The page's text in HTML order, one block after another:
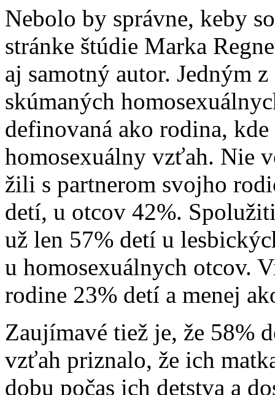
Nebolo by správne, keby
stránke štúdie Marka
aj samotný autor. Jedným
skúmaných
definovaná ako rodina,
homosexuálny vzťah. Nie
žili s partnerom svojho
detí, u otcov 42%.
už len 57% detí u
u homosexuálnych otcov.
rodine 23% detí a menej
Zaujímavé tiež je, že 58%
vzťah priznalo, že ich
dobu počas ich detstva a